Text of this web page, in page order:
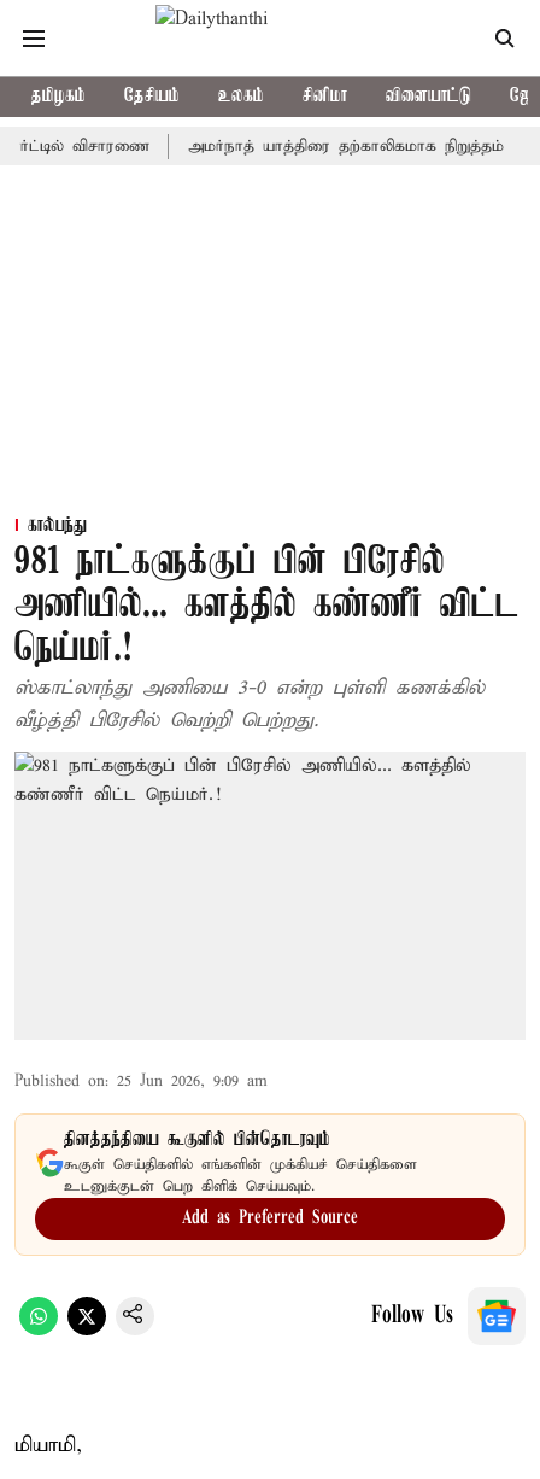
தமிழகம் தேசியம் உலகம் சினிமா விளையாட்டு
விசாரணை அமர்நாத் யாத்திரை தற்காலிகமாக நிறுத்தம்
கால்பந்து
981 நாட்களுக்குப் பின் பிரேசில்
அணியில்... களத்தில் கண்ணீர் விட்ட
நெய்மர்.!
ஸ்காட்லாந்து அணியை 3-0 என்ற புள்ளி கணக்கில்
வீழ்த்தி பிரேசில் வெற்றி பெற்றது.
Published on: 25 Jun 2026, 9:09 am
தினத்தந்தியை கூகுளில் பின்தொடரவும்
கூகுள் செய்திகளில் எங்களின் முக்கியச் செய்திகளை
உடனுக்குடன் பெற கிளிக் செய்யவும்.
Add as Preferred Source
Follow Us
மியாமி,